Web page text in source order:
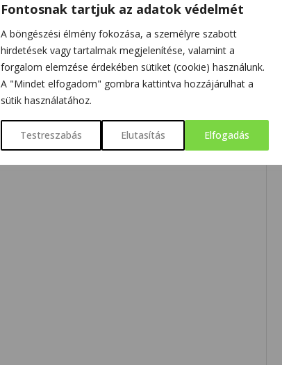
Fontosnak tartjuk az adatok védelmét
A böngészési élmény fokozása, a személyre szabott
hirdetések vagy tartalmak megjelenítése, valamint a
forgalom elemzése érdekében sütiket (cookie) használunk.
A "Mindet elfogadom" gombra kattintva hozzájárulhat a
sütik használatához.
Testreszabás Elutasítás Elfogadás